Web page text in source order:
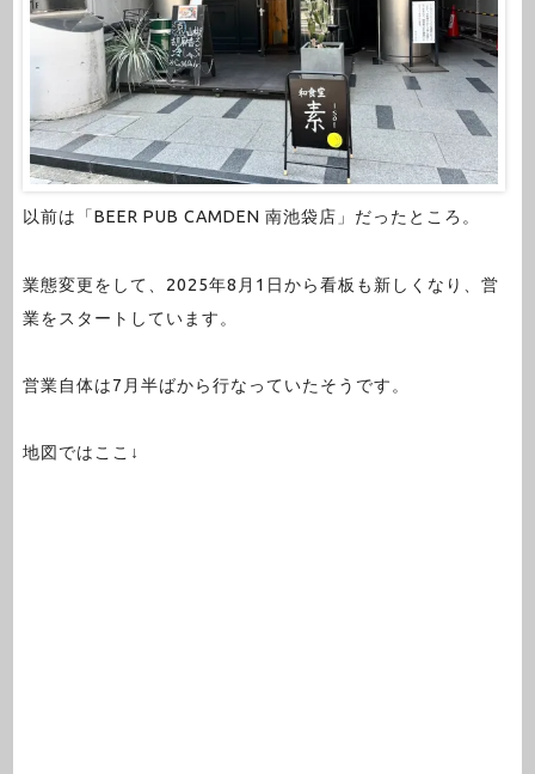
以前は「BEER PUB CAMDEN 南池袋店」だったところ。
業態変更をして、2025年8月1日から看板も新しくなり、営
業をスタートしています。
営業自体は7月半ばから行なっていたそうです。
地図ではここ↓